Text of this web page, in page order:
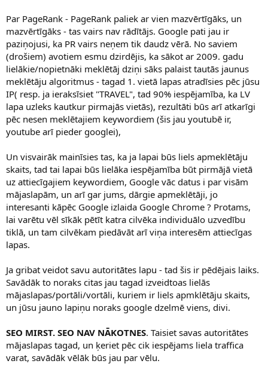
Par PageRank - PageRank paliek ar vien mazvērtīgāks, un
mazvērtīgāks - tas vairs nav rādītājs. Google pati jau ir
paziņojusi, ka PR vairs neņem tik daudz vērā. No saviem
(drošiem) avotiem esmu dzirdējis, ka sākot ar 2009. gadu
lielākie/nopietnāki meklētāj dziņi sāks palaist tautās jaunus
meklētāju algoritmus - tagad 1. vietā lapas atradīsies pēc jūsu
IP( resp. ja ieraksīsiet "TRAVEL", tad 90% iespējamība, ka LV
lapa uzleks kautkur pirmajās vietās), rezultāti būs arī atkarīgi
pēc nesen meklētajiem keywordiem (šis jau youtubē ir,
youtube arī pieder googlei),
Un visvairāk mainīsies tas, ka ja lapai būs liels apmeklētāju
skaits, tad tai lapai būs lielāka iespējamība būt pirmājā vietā
uz attiecīgajiem keywordiem, Google vāc datus i par visām
mājaslapām, un arī gar jums, dārgie apmeklētāji, jo
interesanti kāpēc Google izlaida Google Chrome ? Protams,
lai varētu vēl sīkāk pētīt katra cilvēka individuālo uzvedību
tiklā, un tam cilvēkam piedāvāt arī viņa interesēm attiecīgas
lapas.
Ja gribat veidot savu autoritātes lapu - tad šis ir pēdējais laiks.
Savādāk to noraks citas jau tagad izveidtoas lielās
mājaslapas/portāli/vortāli, kuriem ir liels apmklētāju skaits,
un jūsu jauno lapiņu noraks google dzelmē viens, divi.
SEO MIRST. SEO NAV NĀKOTNES. Taisiet savas autoritātes
mājaslapas tagad, un ķeriet pēc cik iespējams liela traffica
varat, savādāk vēlāk būs jau par vēlu.